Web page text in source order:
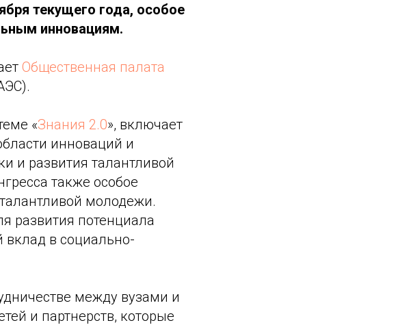
текущего года, особое
инновациям.
Общественная палата
«Знания 2.0», включает
инноваций и
и развития талантливой
также особое
молодежи.
развития потенциала
в социально-
между вузами и
и партнерств, которые